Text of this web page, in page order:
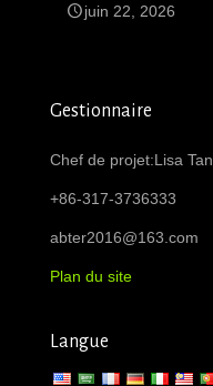
juin 22, 2026
Gestionnaire
Chef de projet:Lisa Tan
+86-317-3736333
abter2016@163.com
Plan du site
Langue